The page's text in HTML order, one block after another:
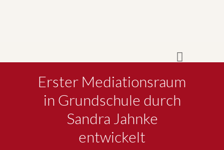
Erster Mediationsraum
in Grundschule durch
Sandra Jahnke
entwickelt